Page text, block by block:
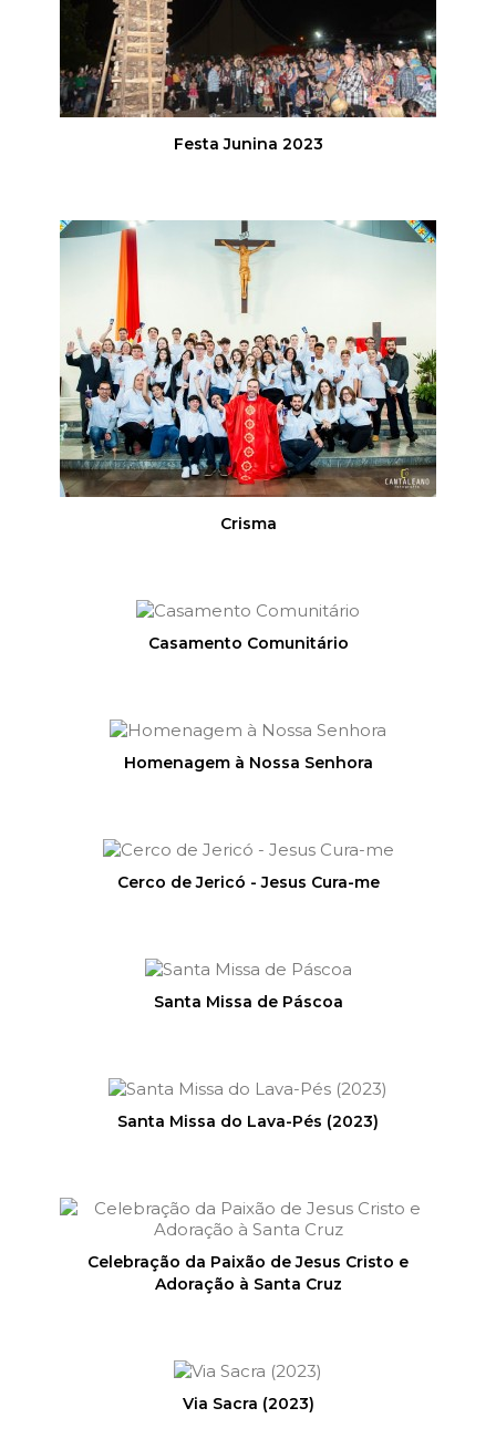
Festa Junina 2023
Crisma
Casamento Comunitário
Homenagem à Nossa Senhora
Cerco de Jericó - Jesus Cura-me
Santa Missa de Páscoa
Santa Missa do Lava-Pés (2023)
Celebração da Paixão de Jesus Cristo e
Adoração à Santa Cruz
Via Sacra (2023)